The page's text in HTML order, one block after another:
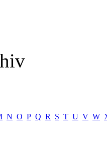
N O P Q R S T U V W